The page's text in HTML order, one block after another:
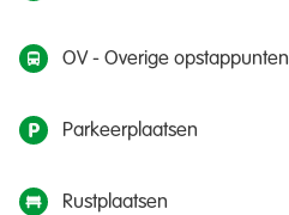
OV - Overige opstappunten
Parkeerplaatsen
Rustplaatsen